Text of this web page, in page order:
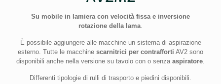
Su mobile in lamiera con velocità fissa e inversione
rotazione della lama
È possibile aggiungere alle macchine un sistema di aspirazione
esterno. Tutte le macchine scarnitrici per contrafforti AV2 sono
disponibili anche nella versione su tavolo con o senza aspiratore
Differenti tipologie di rulli di trasporto e piedini disponibili.